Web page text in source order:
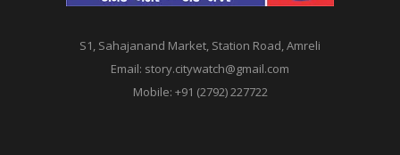
S1, Sahajanand Market, Station Road, Amreli
Email: story.citywatch@gmail.com
Mobile: +91 (2792) 227722